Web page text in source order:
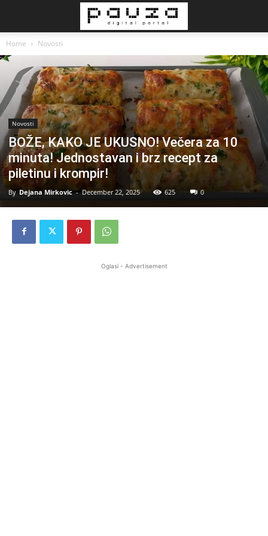
Home Novosti
Novosti
BOŽE, KAKO JE UKUSNO! Večera za 10
minuta! Jednostavan i brz recept za
piletinu i krompir!
By Dejana Mirkovic - December 22, 2025 625 0
Oglasi - Advertisement